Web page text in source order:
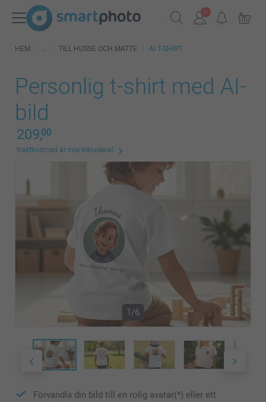
HEM TILL HUSSE OCH MATTE AI T-SHIRT
Personlig t-shirt med AI-
bild
209,00
fraktkostnad är inte inkluderat
1/6
Förvandla din bild till en rolig avatar(*) eller ett